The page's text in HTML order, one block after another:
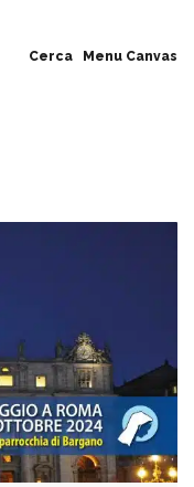
Cerca Menu Canvas